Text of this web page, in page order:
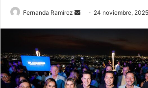
Fernanda Ramírez
Send 24 noviembre, 2025